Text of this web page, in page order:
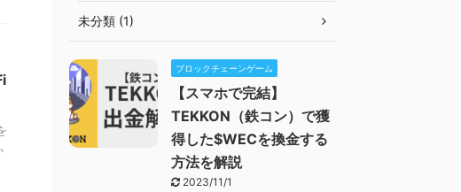
未分類 (1)
ブロックチェーンゲーム
【スマホで完結】
TEKKON（鉄コン）で獲
得した$WECを換金する
方法を解説
2023/11/1